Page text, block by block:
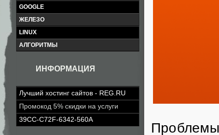
GOOGLE
ЖЕЛЕЗО
LINUX
АЛГОРИТМЫ
ИНФОРМАЦИЯ
Лучший хостинг сайтов - REG.RU
Промокод 5% скидки на услуги
39CC-C72F-6342-560A
Проблемы